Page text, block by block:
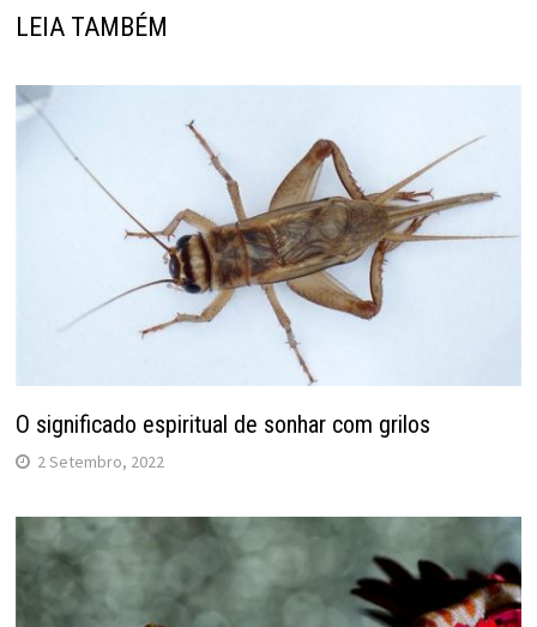
LEIA TAMBÉM
O significado espiritual de sonhar com grilos
2 Setembro, 2022